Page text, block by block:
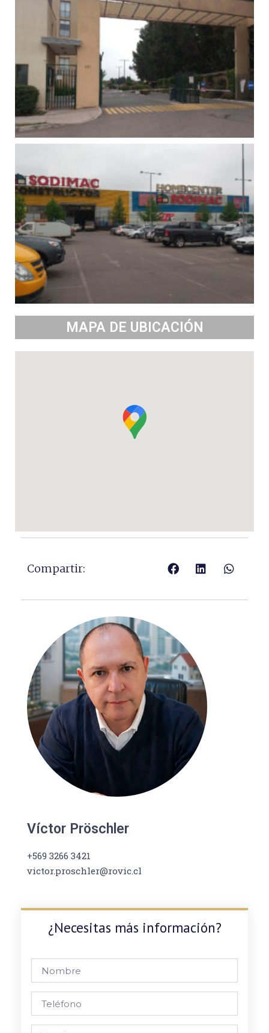
MAPA DE UBICACIÓN
Compartir:
Víctor Pröschler
+569 3266 3421
victor.proschler@rovic.cl
¿Necesitas más información?